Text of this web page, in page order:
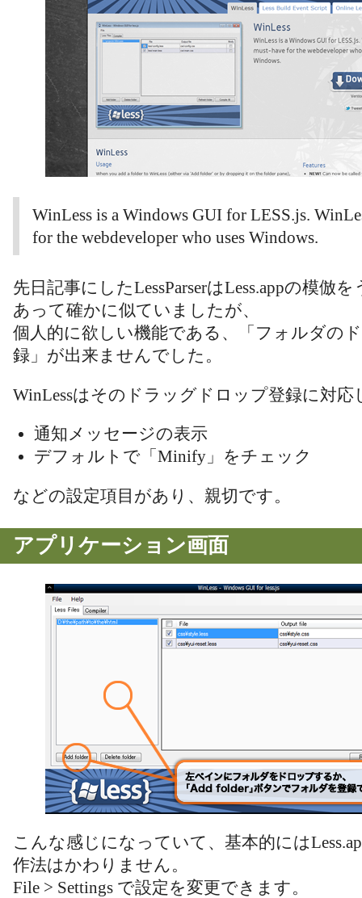
WinLess is a Windows GUI for LESS.js.
for the webdeveloper who uses Windows.
先日記事にしたLessParserはLess.appの模倣
あって確かに似ていましたが、
個人的に欲しい機能である、「フォルダの
録」が出来ませんでした。
WinLessはそのドラッグドロップ登録に対応
通知メッセージの表示
デフォルトで「Minify」をチェック
などの設定項目があり、親切です。
アプリケーション画面
こんな感じになっていて、基本的には
作法はかわりません。
File > Settings で設定を変更できます。